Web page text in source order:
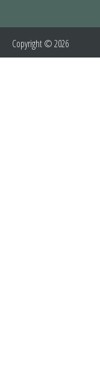
Copyright © 2026